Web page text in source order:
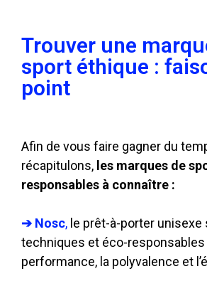
Trouver une
sport éthique :
point
Afin de vous faire gagner du
récapitulons, les marques de
responsables à connaître :
➔ Nosc, le prêt-à-porter
techniques et éco-
performance, la polyvalence et